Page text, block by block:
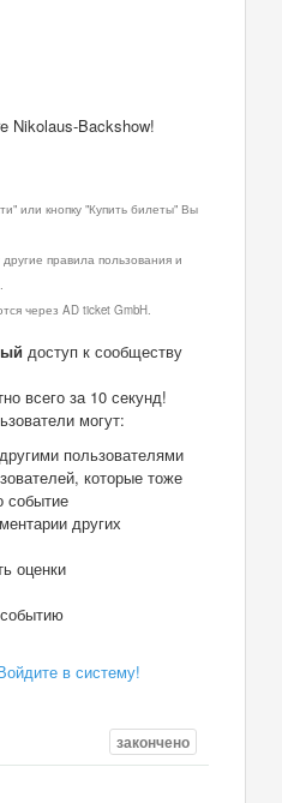
Nikolaus-Backshow!
или кнопку "Купить билеты" Вы
правила пользования и
через AD ticket GmbH.
доступ к сообществу
всего за 10 секунд!
могут:
пользователями
которые тоже
событие
других
оценки
в систему!
закончено